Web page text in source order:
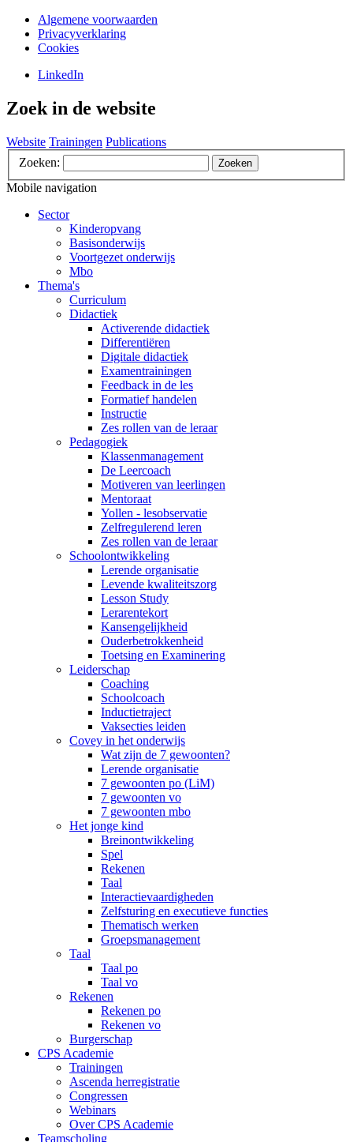
Algemene voorwaarden
Privacyverklaring
Cookies
LinkedIn
Zoek in de website
Website Trainingen Publications
Zoeken:
Zoeken
Mobile navigation
Sector
Kinderopvang
Basisonderwijs
Voortgezet onderwijs
Mbo
Thema's
Curriculum
Didactiek
Activerende didactiek
Differentiëren
Digitale didactiek
Examentrainingen
Feedback in de les
Formatief handelen
Instructie
Zes rollen van de leraar
Pedagogiek
Klassenmanagement
De Leercoach
Motiveren van leerlingen
Mentoraat
Yollen - lesobservatie
Zelfregulerend leren
Zes rollen van de leraar
Schoolontwikkeling
Lerende organisatie
Levende kwaliteitszorg
Lesson Study
Lerarentekort
Kansengelijkheid
Ouderbetrokkenheid
Toetsing en Examinering
Leiderschap
Coaching
Schoolcoach
Inductietraject
Vaksecties leiden
Covey in het onderwijs
Wat zijn de 7 gewoonten?
Lerende organisatie
7 gewoonten po (LiM)
7 gewoonten vo
7 gewoonten mbo
Het jonge kind
Breinontwikkeling
Spel
Rekenen
Taal
Interactievaardigheden
Zelfsturing en executieve functies
Thematisch werken
Groepsmanagement
Taal
Taal po
Taal vo
Rekenen
Rekenen po
Rekenen vo
Burgerschap
CPS Academie
Trainingen
Ascenda herregistratie
Congressen
Webinars
Over CPS Academie
Teamscholing